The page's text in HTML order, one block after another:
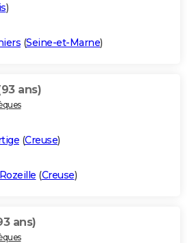
)
(Seine-et-Marne)
ans)
(Creuse)
(Creuse)
ans)